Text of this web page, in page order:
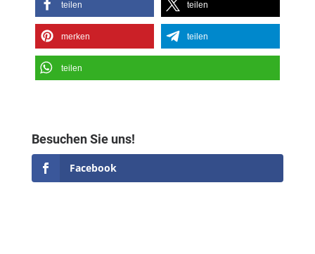
teilen teilen
merken teilen
teilen
Besuchen Sie uns!
Facebook